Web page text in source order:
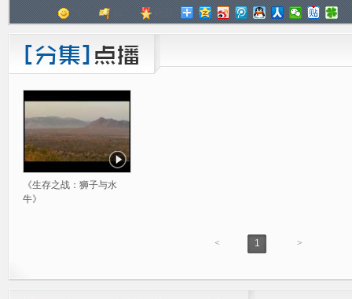
《生存之战：狮子与水
牛》
< 1 >